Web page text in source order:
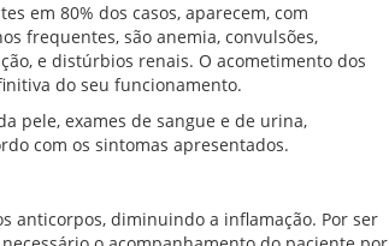
em 80% dos casos, aparecem, com
frequentes, são anemia, convulsões,
e distúrbios renais. O acometimento dos
do seu funcionamento.
pele, exames de sangue e de urina,
com os sintomas apresentados.
anticorpos, diminuindo a inflamação. Por ser